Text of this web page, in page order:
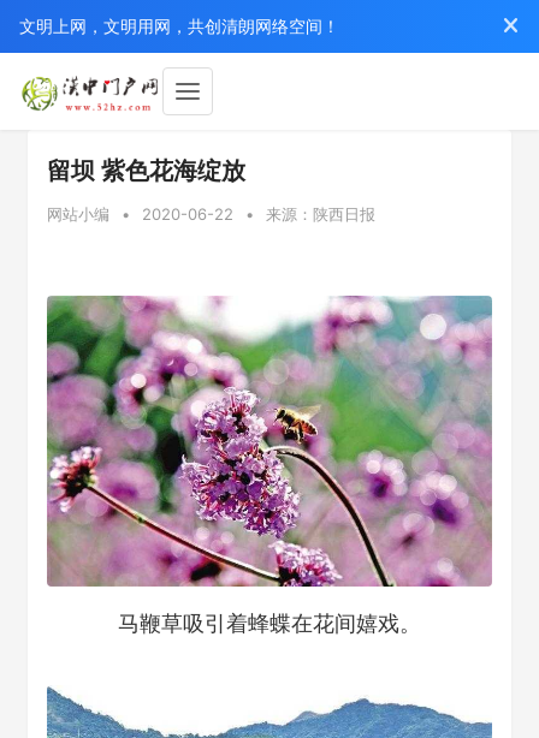
文明上网，文明用网，共创清朗网络空间！
留坝 紫色花海绽放
网站小编 • 2020-06-22 • 来源：陕西日报
马鞭草吸引着蜂蝶在花间嬉戏。